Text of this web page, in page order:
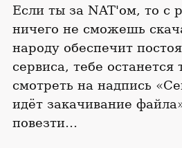
Если ты за NAT'ом, то с
ничего не сможешь
народу обеспечит
сервиса, тебе останется
смотреть на надпись
идёт закачивание
повезти…